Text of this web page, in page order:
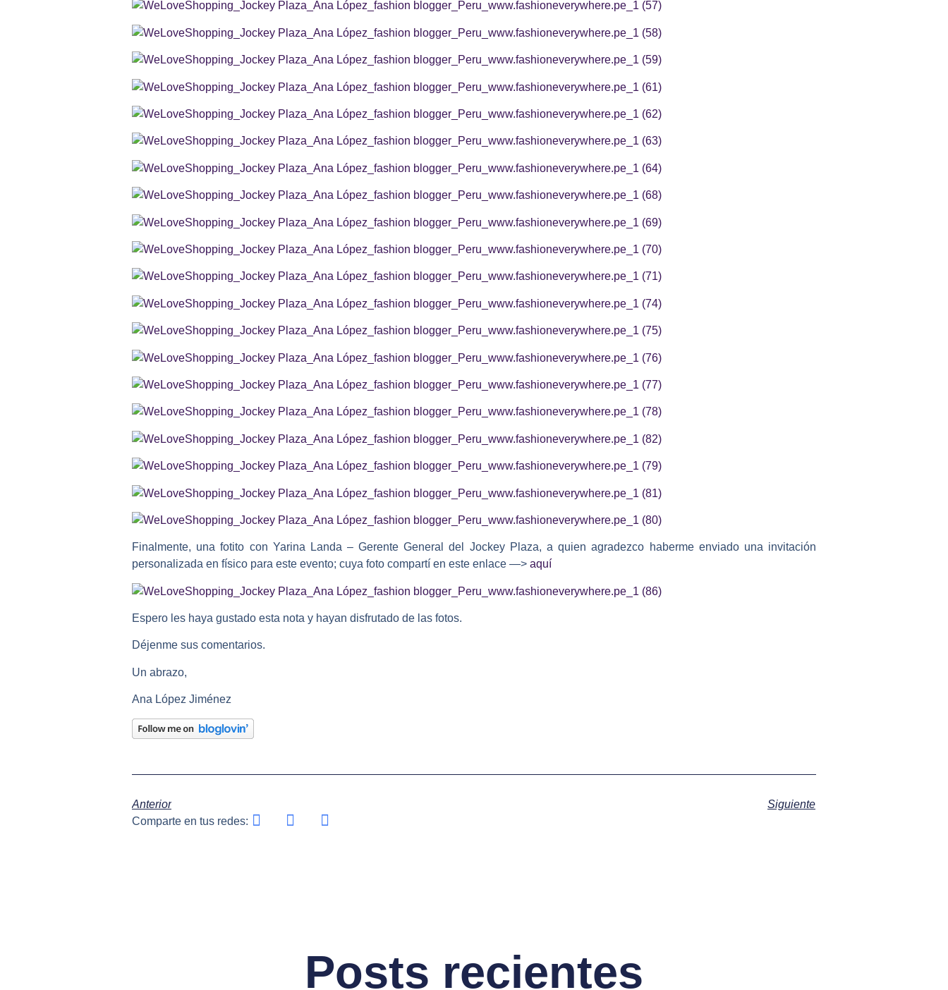
Finalmente, una fotito con Yarina Landa – Gerente General del Jockey Plaza, a quien agradezco haberme enviado una invitación
personalizada en físico para este evento; cuya foto compartí en este enlace —> aquí
Espero les haya gustado esta nota y hayan disfrutado de las fotos.
Déjenme sus comentarios.
Un abrazo,
Ana López Jiménez
Anterior
Siguiente
Comparte en tus redes:
Posts recientes